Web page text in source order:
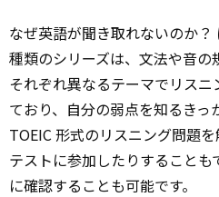
なぜ英語が聞き取れないのか
種類のシリーズは、文法や音の
それぞれ異なるテーマでリス
ており、自分の弱点を知るきっ
TOEIC 形式のリスニング問題
テストに参加したりすること
に確認することも可能です。